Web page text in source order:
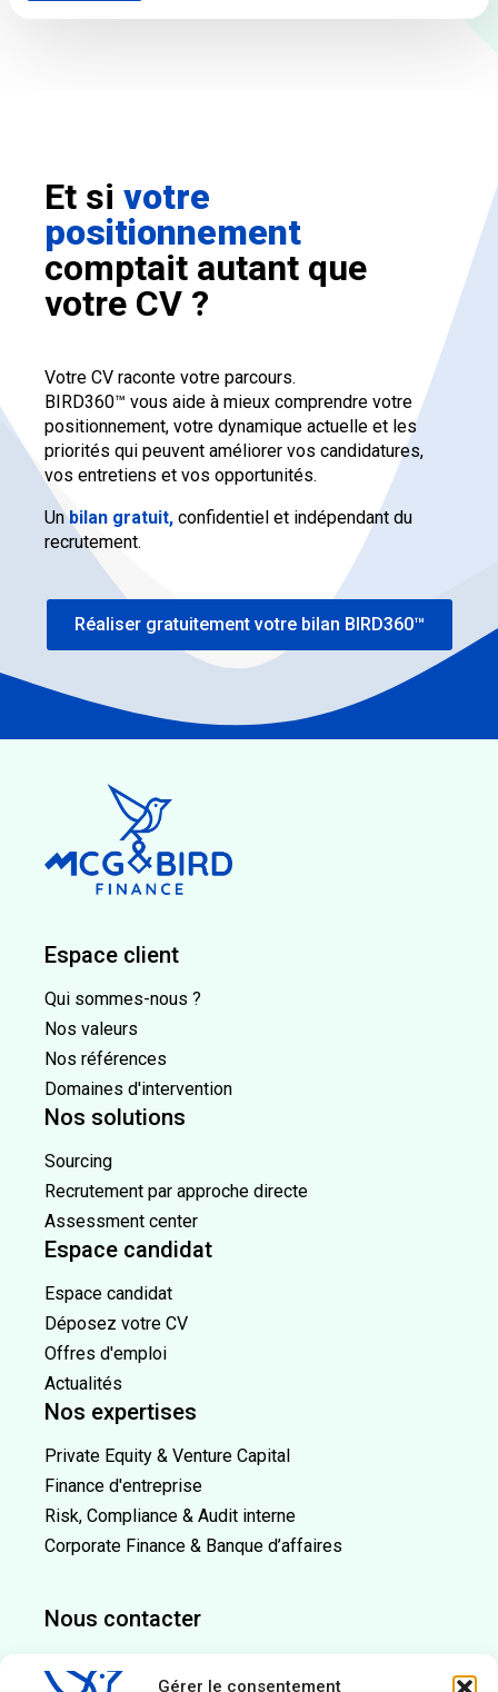
Gérer le consentement
Et si votre
positionnement
comptait autant que
votre CV ?
Votre CV raconte votre parcours.
BIRD360™ vous aide à mieux comprendre votre
positionnement, votre dynamique actuelle et les
priorités qui peuvent améliorer vos candidatures,
vos entretiens et vos opportunités.
Unbilan gratuit, confidentiel et indépendant du
recrutement.
Réaliser gratuitement votre bilan BIRD360™
Espace client
Qui sommes-nous ?
Nos valeurs
Nos références
Domaines d'intervention
Nos solutions
Sourcing
Recrutement par approche directe
Assessment center
Espace candidat
Espace candidat
Déposez votre CV
Offres d'emploi
Actualités
Nos expertises
Private Equity & Venture Capital
Finance d'entreprise
Risk, Compliance & Audit interne
Corporate Finance & Banque d’affaires
Nous contacter